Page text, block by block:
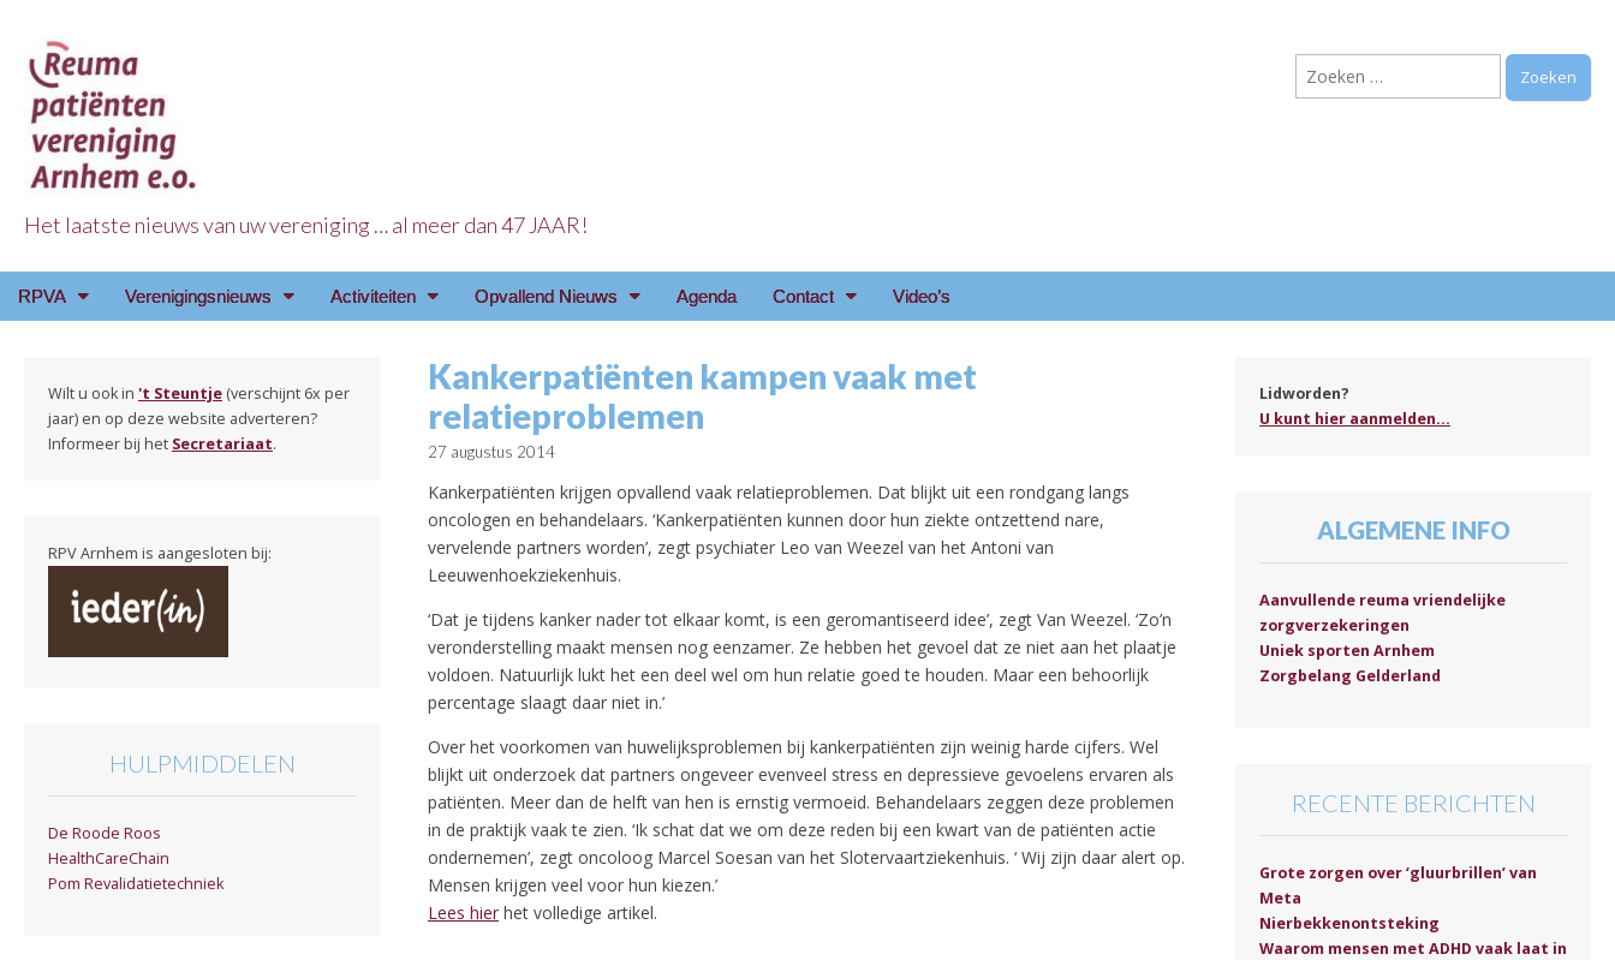
Reuma Patienten Vereniging Arnhem e.o.
Het laatste nieuws van uw vereniging … al meer dan 47 JAAR!
Zoeken
naar:
Main
Skip
RPVA Verenigingsnieuws Activiteiten Opvallend Nieuws Agenda Contact Video’s
Kankerpatiënten kampen vaak met
relatieproblemen
27 augustus 2014
Kankerpatiënten krijgen opvallend vaak relatieproblemen. Dat blijkt uit een rondgang langs
oncologen en behandelaars. ‘Kankerpatiënten kunnen door hun ziekte ontzettend nare,
vervelende partners worden’, zegt psychiater Leo van Weezel van het Antoni van
Leeuwenhoekziekenhuis.
‘Dat je tijdens kanker nader tot elkaar komt, is een geromantiseerd idee’, zegt Van Weezel. ‘Zo’n
veronderstelling maakt mensen nog eenzamer. Ze hebben het gevoel dat ze niet aan het plaatje
voldoen. Natuurlijk lukt het een deel wel om hun relatie goed te houden. Maar een behoorlijk
percentage slaagt daar niet in.’
Over het voorkomen van huwelijksproblemen bij kankerpatiënten zijn weinig harde cijfers. Wel
blijkt uit onderzoek dat partners ongeveer evenveel stress en depressieve gevoelens ervaren als
patiënten. Meer dan de helft van hen is ernstig vermoeid. Behandelaars zeggen deze problemen
in de praktijk vaak te zien. ‘Ik schat dat we om deze reden bij een kwart van de patiënten actie
ondernemen’, zegt oncoloog Marcel Soesan van het Slotervaartziekenhuis. ‘ Wij zijn daar alert op.
Mensen krijgen veel voor hun kiezen.’
Lees hier het volledige artikel.
Wilt u ook in 't Steuntje (verschijnt 6x per
jaar) en op deze website adverteren?
Informeer bij het Secretariaat.
RPV Arnhem is aangesloten bij:
HULPMIDDELEN
De Roode Roos
HealthCareChain
Pom Revalidatietechniek
Lidworden?
U kunt hier aanmelden...
ALGEMENE INFO
Aanvullende reuma vriendelijke
zorgverzekeringen
Uniek sporten Arnhem
Zorgbelang Gelderland
RECENTE BERICHTEN
Grote zorgen over ‘gluurbrillen’ van
Meta
Nierbekkenontsteking
Waarom mensen met ADHD vaak laat in